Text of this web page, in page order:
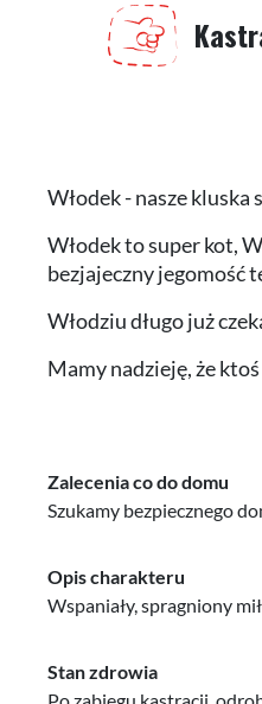
Włodek - nasze kluska
Włodek to super kot,
bezjajeczny jegomość
Włodziu długo już
Mamy nadzieję, że
Zalecenia co do domu
Szukamy bezpiecznego
Opis charakteru
Wspaniały, spragniony
Stan zdrowia